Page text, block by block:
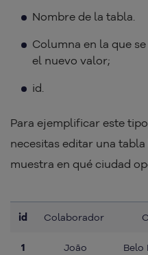
Nombre de la tabla.
Columna en la que
el nuevo valor;
id.
Para ejemplificar este
necesitas editar una
muestra en qué ciudad
id Colaborador
1 João Belo